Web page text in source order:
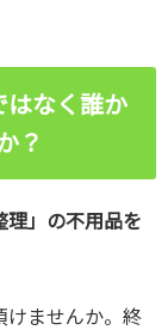
はなく誰か
？
理」の不用品を
けませんか。終